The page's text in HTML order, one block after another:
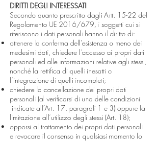
DIRITTI DEGLI INTERESSATI
Secondo quanto prescritto dagli Artt. 15-22 del
Regolamento UE 2016/679, i soggetti cui si
riferiscono i dati personali hanno il diritto di:
ottenere la conferma dell’esistenza o meno dei
medesimi dati, chiedere l'accesso ai propri dati
personali ed alle informazioni relative agli stessi,
nonché la rettifica di quelli inesatti o
l’integrazione di quelli incompleti;
chiedere la cancellazione dei propri dati
personali (al verificarsi di una delle condizioni
indicate all’Art. 17, paragrafi 1 e 3) oppure la
limitazione all’utilizzo degli stessi (Art. 18);
opporsi al trattamento dei propri dati personali
e revocare il consenso in qualsiasi momento lo